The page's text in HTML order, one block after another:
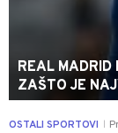
REAL MADRID
ZAŠTO JE
OSTALI SPORTOVI